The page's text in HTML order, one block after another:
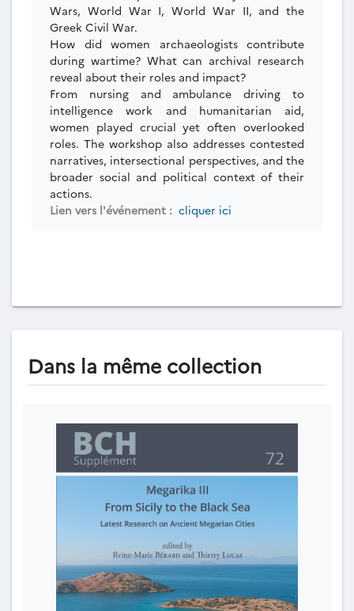
Wars, World War I, World War II, and the
Greek Civil War.
How did women archaeologists contribute
during wartime? What can archival research
reveal about their roles and impact?
From nursing and ambulance driving to
intelligence work and humanitarian aid,
women played crucial yet often overlooked
roles. The workshop also addresses contested
narratives, intersectional perspectives, and the
broader social and political context of their
actions.
Lien vers l'événement : cliquer ici
Dans la même collection